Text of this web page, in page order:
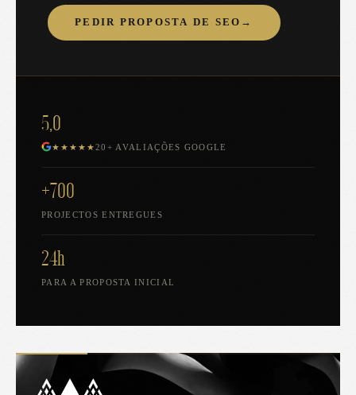
PEDIR PROPOSTA DE SEO →
5,0
★★★★★20+ AVALIAÇÕES GOOGLE
+700
PROJECTOS ENTREGUES
24h
PARA A PROPOSTA INICIAL